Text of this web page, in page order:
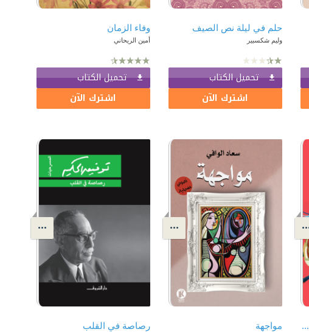
حلم في ليلة نص الصيف
وليم شكسبير
تحميل الكتاب
اشترك الآن
وفاء الزمان
أمين الريحاني
تحميل الكتاب
اشترك الآن
ليف تولستوي: الأعمال الأدبية المنشورة بعد موته مواجهة رصاصة في القلب